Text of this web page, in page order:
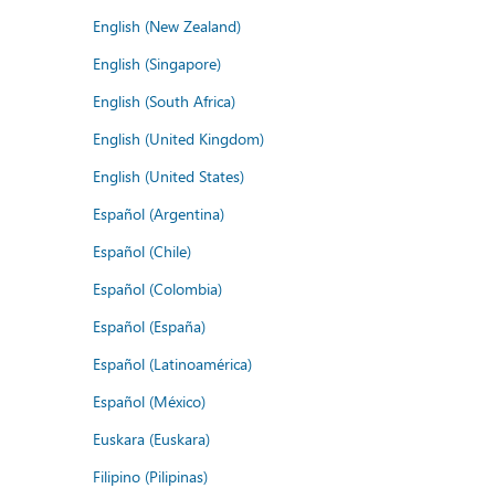
English (New Zealand)
English (Singapore)
English (South Africa)
English (United Kingdom)
English (United States)
Español (Argentina)
Español (Chile)
Español (Colombia)
Español (España)
Español (Latinoamérica)
Español (México)
Euskara (Euskara)
Filipino (Pilipinas)